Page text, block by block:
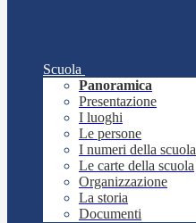
Scuola
Panoramica
Presentazione
I luoghi
Le persone
I numeri della scuola
Le carte della scuola
Organizzazione
La storia
Documenti